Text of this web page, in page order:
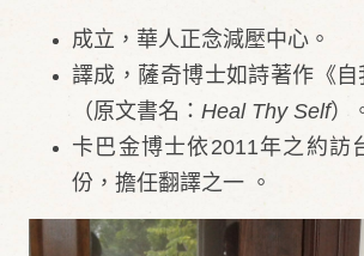
成立，華人正念減壓中心。
譯成，薩奇博士如詩著作《自
（原文書名： Heal Thy Self）
卡巴金博士依2011年之約訪
份，擔任翻譯之一 。